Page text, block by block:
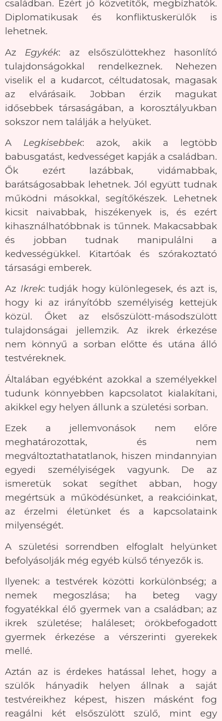
családban. Ezért jó közvetítők, megbízhatók.
Diplomatikusak és konfliktuskerülők is
lehetnek.
Az Egykék: az elsőszülöttekhez hasonlító
tulajdonságokkal rendelkeznek. Nehezen
viselik el a kudarcot, céltudatosak, magasak
az elvárásaik. Jobban érzik magukat
idősebbek társaságában, a korosztályukban
sokszor nem találják a helyüket.
A Legkisebbek: azok, akik a legtöbb
babusgatást, kedvességet kapják a családban.
Ők ezért lazábbak, vidámabbak,
barátságosabbak lehetnek. Jól együtt tudnak
működni másokkal, segítőkészek. Lehetnek
kicsit naivabbak, hiszékenyek is, és ezért
kihasználhatóbbnak is tűnnek. Makacsabbak
és jobban tudnak manipulálni a
kedvességükkel. Kitartóak és szórakoztató
társasági emberek.
Az Ikrek: tudják hogy különlegesek, és azt is,
hogy ki az irányítóbb személyiség kettejük
közül. Őket az elsőszülött-másodszülött
tulajdonságai jellemzik. Az ikrek érkezése
nem könnyű a sorban előtte és utána álló
testvéreknek.
Általában egyébként azokkal a személyekkel
tudunk könnyebben kapcsolatot kialakítani,
akikkel egy helyen állunk a születési sorban.
Ezek a jellemvonások nem előre
meghatározottak, és nem
megváltoztathatatlanok, hiszen mindannyian
egyedi személyiségek vagyunk. De az
ismeretük sokat segíthet abban, hogy
megértsük a működésünket, a reakcióinkat,
az érzelmi életünket és a kapcsolataink
milyenségét.
A születési sorrendben elfoglalt helyünket
befolyásolják még egyéb külső tényezők is.
Ilyenek: a testvérek közötti korkülönbség; a
nemek megoszlása; ha beteg vagy
fogyatékkal élő gyermek van a családban; az
ikrek születése; haláleset; örökbefogadott
gyermek érkezése a vérszerinti gyerekek
mellé.
Aztán az is érdekes hatással lehet, hogy a
szülők hányadik helyen állnak a saját
testvéreikhez képest, hiszen másként fog
reagálni két elsőszülött szülő, mint egy